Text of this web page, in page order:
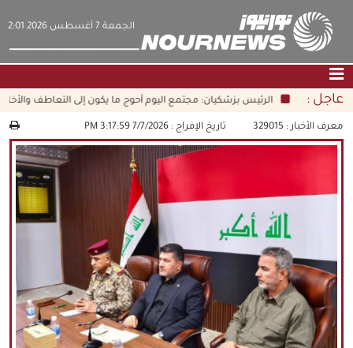
‫‫الجمعة‬‬ 7 أغسطس 2026 2:01
الصفحة الرئيسية|التواصل معنا| من نحن
الوسائط المتعددة
|فارسي|
English
|العربيه|
| עברית|
русский 中文
|
عاجل : الرئيس بزشكيان: مجتمع اليوم أحوج ما يكون إلى التعاطف والأخلاق
معرف الأخبار : 329015 تاريخ الإفراج :7/7/2026 3:17:59 PM